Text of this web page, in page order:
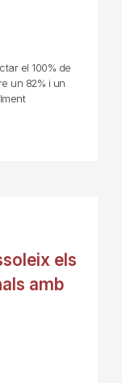
el 100% de
un 82% i un
els
amb